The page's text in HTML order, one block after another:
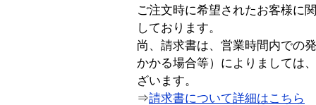
ご注文時に希望されたお客様に
しております。
尚、請求書は、営業時間内での
かかる場合等）によりましては
ざいます。
⇒請求書について詳細はこちら